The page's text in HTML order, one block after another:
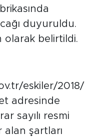
duyuruldu.
olarak belirtildi.
eskiler/2018/
adresinde
sayılı resmi
şartları